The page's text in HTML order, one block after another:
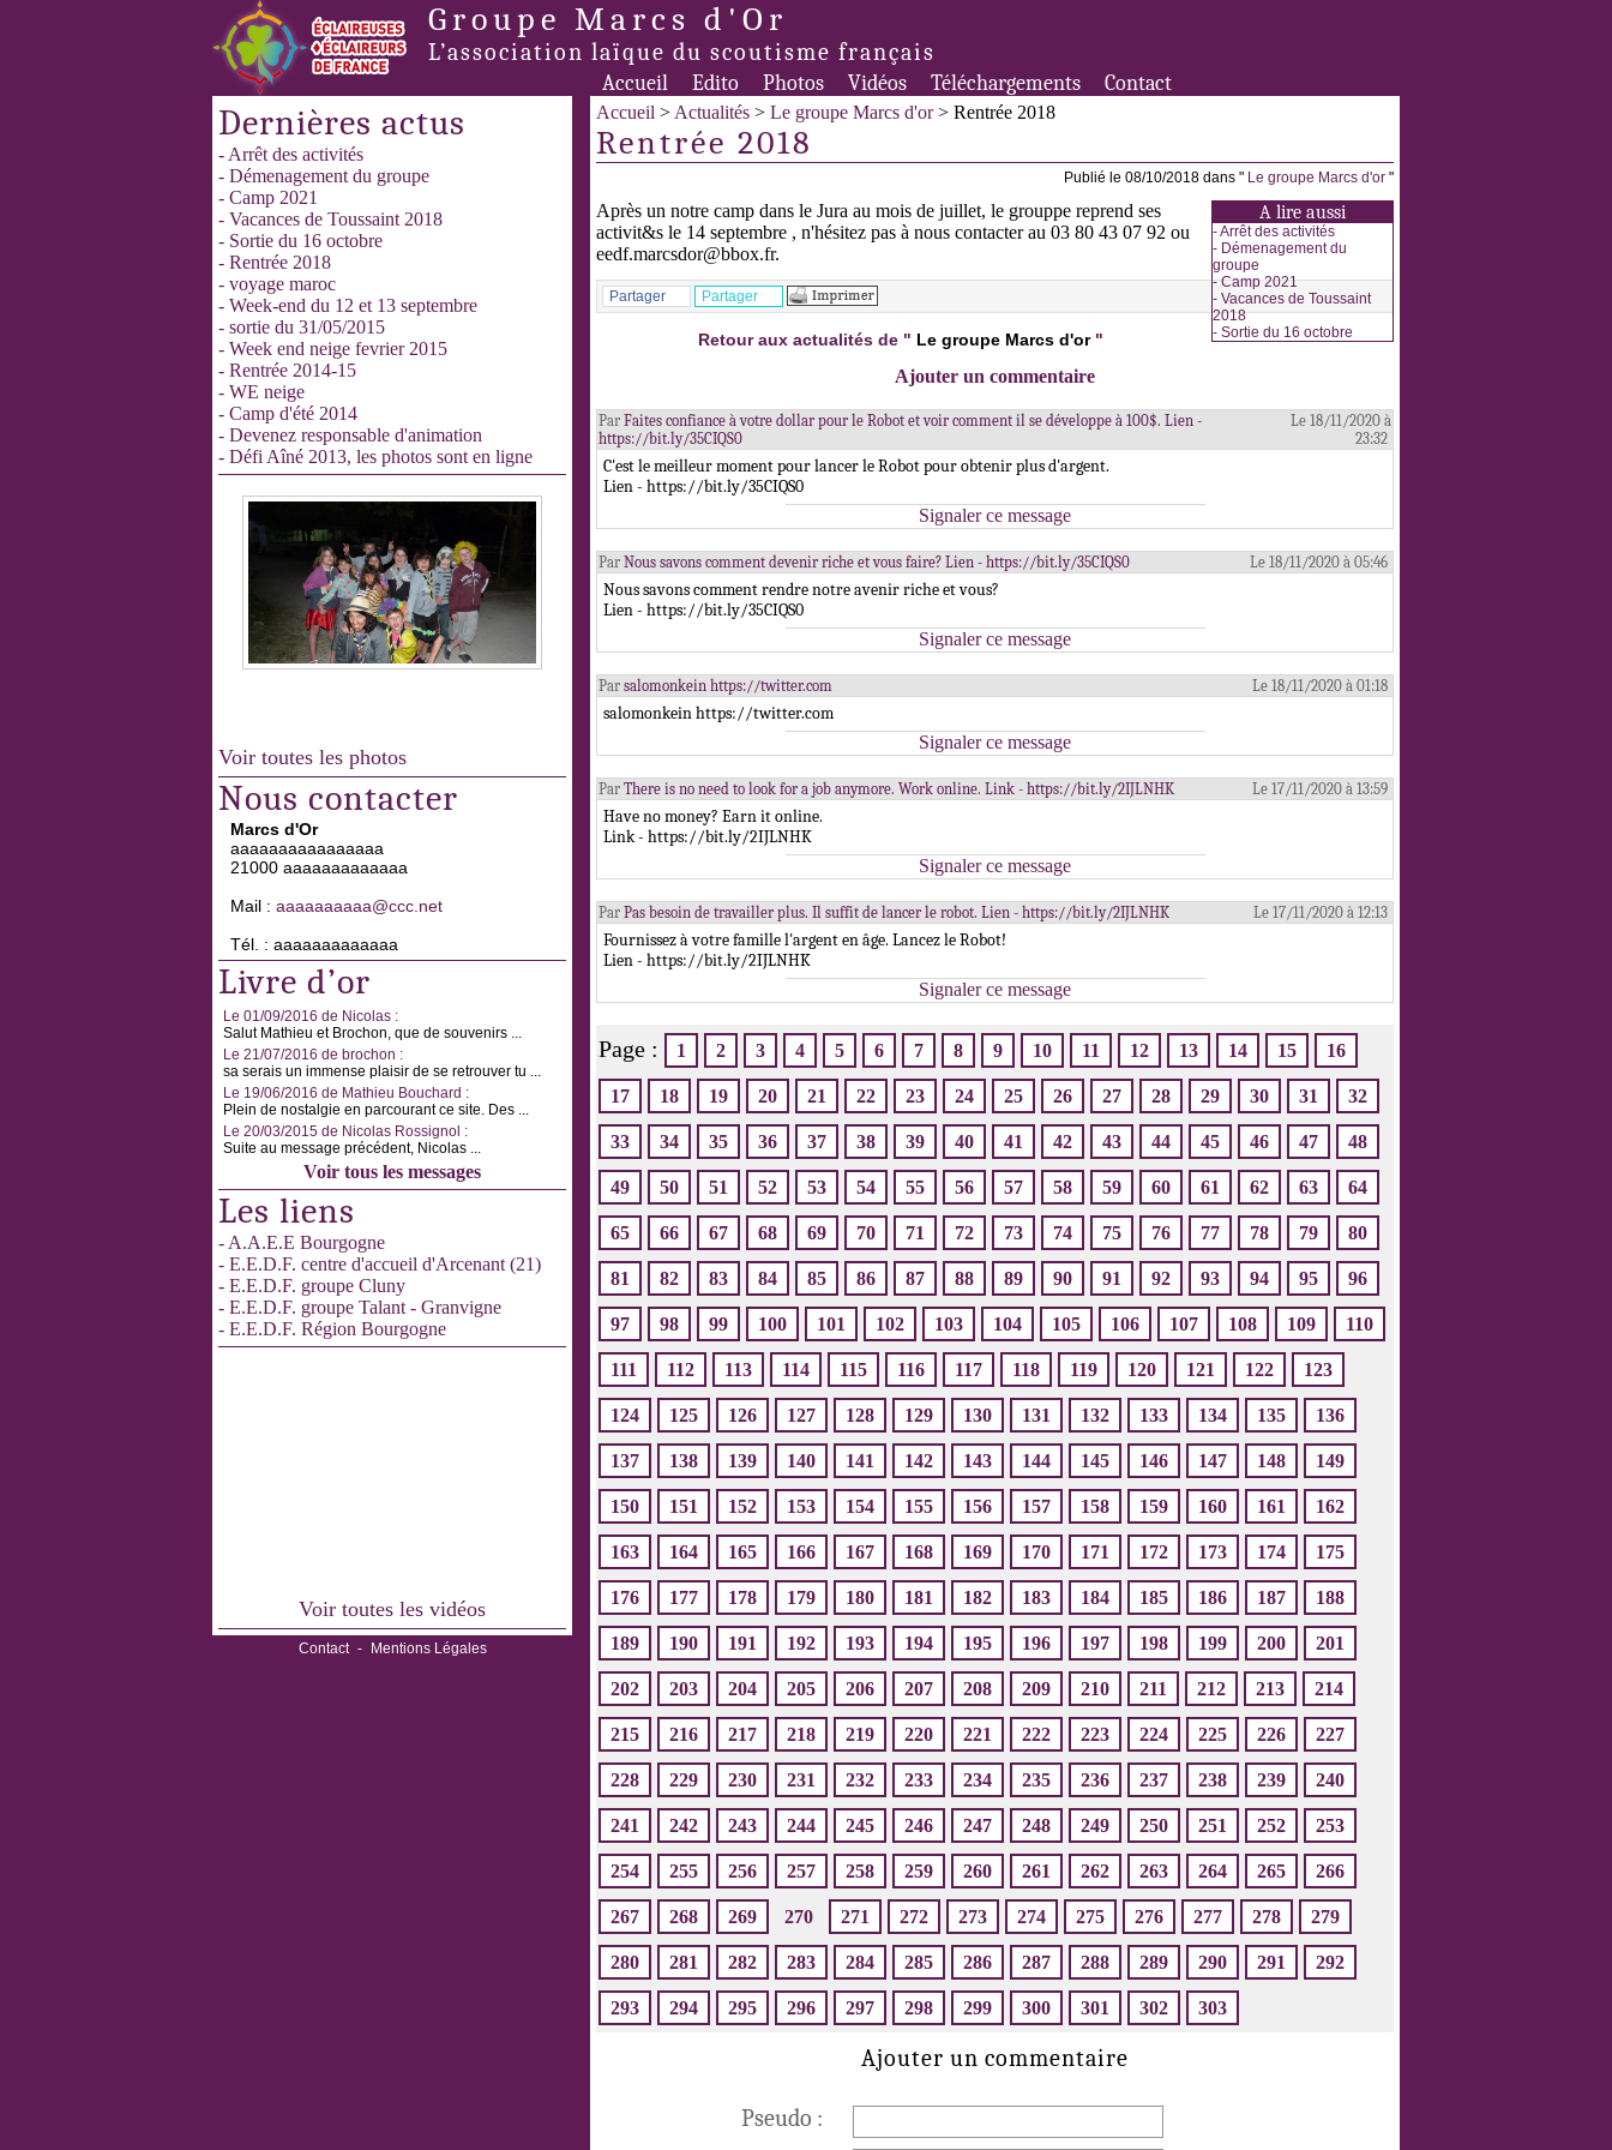
Groupe Marcs d'Or
L’association laïque du scoutisme français
Accueil Edito Photos Vidéos Téléchargements Contact
Dernières actus
- Arrêt des activités
- Démenagement du groupe
- Camp 2021
- Vacances de Toussaint 2018
- Sortie du 16 octobre
- Rentrée 2018
- voyage maroc
- Week-end du 12 et 13 septembre
- sortie du 31/05/2015
- Week end neige fevrier 2015
- Rentrée 2014-15
- WE neige
- Camp d'été 2014
- Devenez responsable d'animation
- Défi Aîné 2013, les photos sont en ligne
Voir toutes les photos
Nous contacter
Marcs d'Or
aaaaaaaaaaaaaaaa
21000 aaaaaaaaaaaaa
Mail : aaaaaaaaaa@ccc.net
Tél. : aaaaaaaaaaaaa
Livre d’or
Le 01/09/2016 de Nicolas :
Salut Mathieu et Brochon, que de souvenirs ...
Le 21/07/2016 de brochon :
sa serais un immense plaisir de se retrouver tu ...
Le 19/06/2016 de Mathieu Bouchard :
Plein de nostalgie en parcourant ce site. Des ...
Le 20/03/2015 de Nicolas Rossignol :
Suite au message précédent, Nicolas ...
Voir tous les messages
Les liens
- A.A.E.E Bourgogne
- E.E.D.F. centre d'accueil d'Arcenant (21)
- E.E.D.F. groupe Cluny
- E.E.D.F. groupe Talant - Granvigne
- E.E.D.F. Région Bourgogne
Voir toutes les vidéos
Contact - Mentions Légales
Accueil > Actualités > Le groupe Marcs d'or> Rentrée 2018
Rentrée 2018
Publié le 08/10/2018 dans " Le groupe Marcs d'or "
A lire aussi
-Arrêt des activités
- Démenagement du
groupe
-Camp 2021
- Vacances de Toussaint
2018
- Sortie du 16 octobre
Après un notre camp dans le Jura au mois de juillet, le grouppe reprend ses
activit&s le 14 septembre , n'hésitez pas à nous contacter au 03 80 43 07 92 ou
eedf.marcsdor@bbox.fr.
Partager Partager
Retour aux actualités de " Le groupe Marcs d'or"
Ajouter un commentaire
Par Faites confiance à votre dollar pour le Robot et voir comment il se développe à 100$. Lien -
https://bit.ly/35CIQS0
Le 18/11/2020 à
23:32
C'est le meilleur moment pour lancer le Robot pour obtenir plus d'argent.
Lien - https://bit.ly/35CIQS0
Signaler ce message
Par Nous savons comment devenir riche et vous faire? Lien - https://bit.ly/35CIQS0 Le 18/11/2020 à 05:46
Nous savons comment rendre notre avenir riche et vous?
Lien - https://bit.ly/35CIQS0
Signaler ce message
Par salomonkein https://twitter.com Le 18/11/2020 à 01:18
salomonkein https://twitter.com
Signaler ce message
Par There is no need to look for a job anymore. Work online. Link - https://bit.ly/2IJLNHK Le 17/11/2020 à 13:59
Have no money? Earn it online.
Link - https://bit.ly/2IJLNHK
Signaler ce message
Par Pas besoin de travailler plus. Il suffit de lancer le robot. Lien - https://bit.ly/2IJLNHK Le 17/11/2020 à 12:13
Fournissez à votre famille l'argent en âge. Lancez le Robot!
Lien - https://bit.ly/2IJLNHK
Signaler ce message
Page : 1 2 3 4 5 6 7 8 9 10 11 12 13 14 15 16
17 18 19 20 21 22 23 24 25 26 27 28 29 30 31 32
33 34 35 36 37 38 39 40 41 42 43 44 45 46 47 48
49 50 51 52 53 54 55 56 57 58 59 60 61 62 63 64
65 66 67 68 69 70 71 72 73 74 75 76 77 78 79 80
81 82 83 84 85 86 87 88 89 90 91 92 93 94 95 96
97 98 99 100 101 102 103 104 105 106 107 108 109 110
111 112 113 114 115 116 117 118 119 120 121 122 123
124 125 126 127 128 129 130 131 132 133 134 135 136
137 138 139 140 141 142 143 144 145 146 147 148 149
150 151 152 153 154 155 156 157 158 159 160 161 162
163 164 165 166 167 168 169 170 171 172 173 174 175
176 177 178 179 180 181 182 183 184 185 186 187 188
189 190 191 192 193 194 195 196 197 198 199 200 201
202 203 204 205 206 207 208 209 210 211 212 213 214
215 216 217 218 219 220 221 222 223 224 225 226 227
228 229 230 231 232 233 234 235 236 237 238 239 240
241 242 243 244 245 246 247 248 249 250 251 252 253
254 255 256 257 258 259 260 261 262 263 264 265 266
267 268 269 270 271 272 273 274 275 276 277 278 279
280 281 282 283 284 285 286 287 288 289 290 291 292
293 294 295 296 297 298 299 300 301 302 303
Ajouter un commentaire
Pseudo :